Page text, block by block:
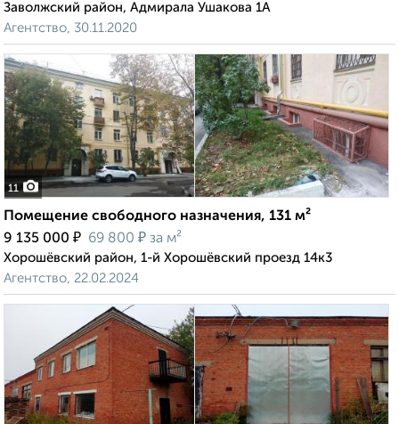
Заволжский район, Адмирала Ушакова 1А
Агентство, 30.11.2020
11
Помещение свободного назначения, 131 м²
9 135 000 ₽ 69 800 ₽ за м²
Хорошёвский район, 1-й Хорошёвский проезд 14к3
Агентство, 22.02.2024